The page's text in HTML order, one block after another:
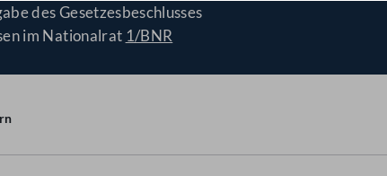
des Gesetzesbeschlusses
im Nationalrat 1/BNR